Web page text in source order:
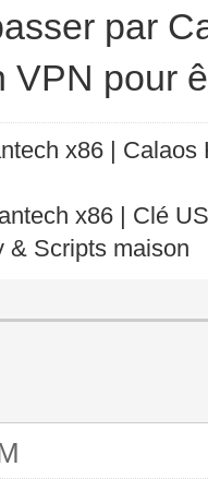
par
VPN pour
x86 |
x86 | Clé
& Scripts maison